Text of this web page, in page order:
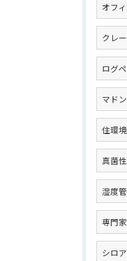
オフ
クレ
ログ
マド
住環境
真菌
湿度
専門家
シロ